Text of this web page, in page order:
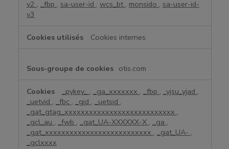
v2 , _fbp , sa-user-id , wcs_bt , monsido , sa-user-id-
v3
Cookies internes
otis.com
_pykey_ , _ga_xxxxxxx , _fbp , _yjsu_yjad ,
_uetvid , _fbc , _gid , _uetsid ,
_gat_gtag_xxxxxxxxxxxxxxxxxxxxxxxxxxx ,
_gcl_au , _fwb , _gat_UA-XXXXXX-X , _ga ,
_gat_xxxxxxxxxxxxxxxxxxxxxxxxxx , _gat_UA- ,
_gclxxxx